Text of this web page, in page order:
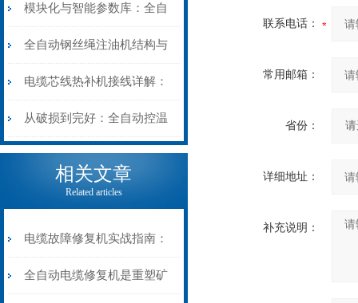
分指南：从“绝缘电
阻”到“波形特征”的精准诊
断逻辑
模块化与智能参数库：全自
动电缆修复机的快速换型逻
辑
全自动钢丝绳注油机结构与
工作原理：揭秘高效润滑的
机械密码
电缆芯线热补机接线详解：
从入门到精通
从破损到完好：全自动控温
电缆热补机的核心价值
相关文章
Related articles
电缆故障修复机实战指南：
从“盲测”到“精确定点”的三
全自动电缆修复机是重塑矿
联系电话：
常用邮箱：
省份：
详细地址：
补充说明：